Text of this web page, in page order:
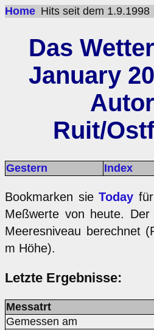
Home Hits seit dem 1.9.1998
Das
January
Ruit/
Gestern Index
Bookmarken sie Today
Meßwerte von heute.
Meeresniveau berechnet
m Höhe).
Letzte Ergebnisse:
Messatrt
Gemessen am